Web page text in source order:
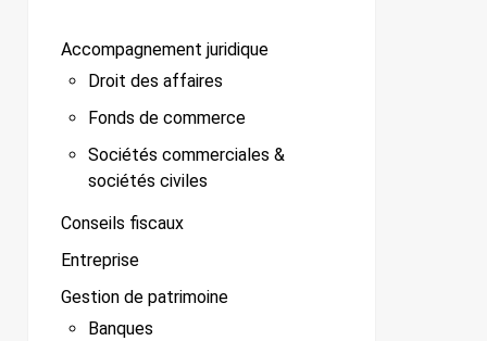
Accompagnement juridique
Droit des affaires
Fonds de commerce
Sociétés commerciales &
sociétés civiles
Conseils fiscaux
Entreprise
Gestion de patrimoine
Banques